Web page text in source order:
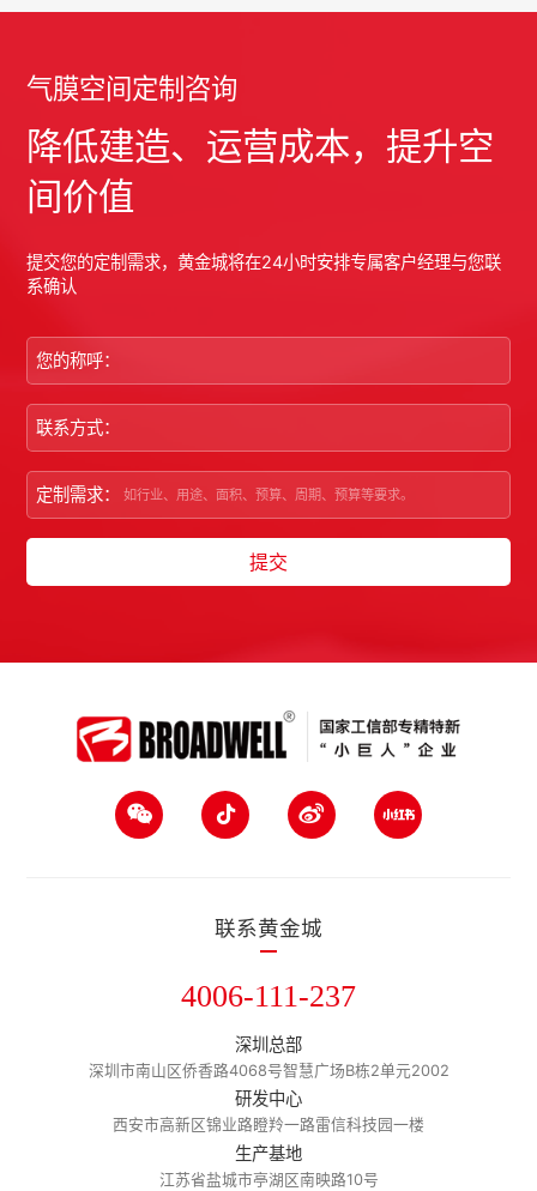
气膜空间定制咨询
降低建造、运营成本，提升空
间价值
提交您的定制需求，黄金城将在24小时安排专属客户经理与您联
系确认
您的称呼：
联系方式：
定制需求：
提交
联系黄金城
4006-111-237
深圳总部
深圳市南山区侨香路4068号智慧广场B栋2单元2002
研发中心
西安市高新区锦业路瞪羚一路雷信科技园一楼
生产基地
江苏省盐城市亭湖区南映路10号